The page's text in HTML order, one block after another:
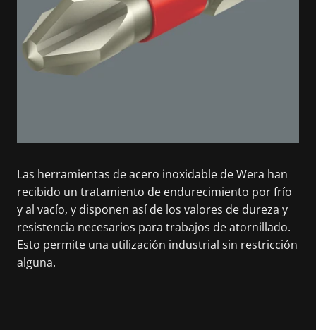
Las herramientas de acero inoxidable de Wera han
recibido un tratamiento de endurecimiento por frío
y al vacío, y disponen así de los valores de dureza y
resistencia necesarios para trabajos de atornillado.
Esto permite una utilización industrial sin restricción
alguna.